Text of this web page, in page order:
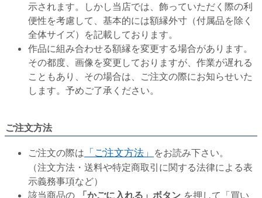
示されます。しかし当店では、飾っていただく際の利
便性を考慮して、基本的には額縁外寸（付属品を除く
全体サイズ）を記載しております。
作品に組み合わせる額縁を変更する場合があります。
その都度、画像を変更しておりますが、作業が遅れる
こともあり、その場合は、ご注文の際にお知らせいた
します。予めご了承ください。
ご注文方法
ご注文の際は 「ご注文方法」 をお読み下さい。
（注文方法・送料や特定商取引に関する法律による表
示義務事項など）
該当商品の
「かごに入れる」ボタン を押して「買い